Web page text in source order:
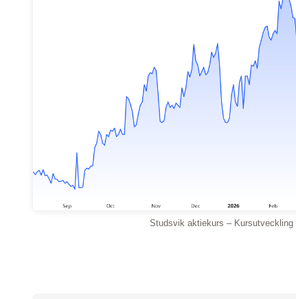
Studsvik aktiekurs – Kursutveckling